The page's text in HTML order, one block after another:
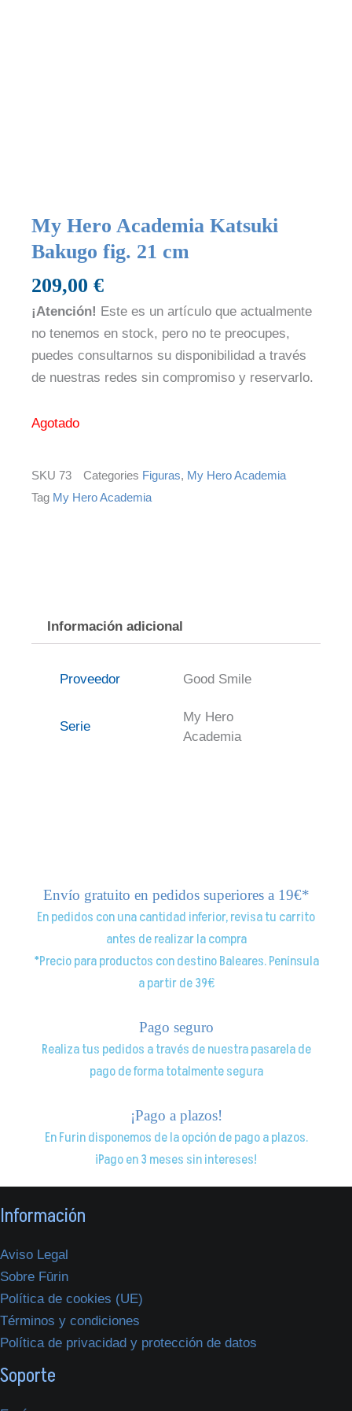
My Hero Academia Katsuki
Bakugo fig. 21 cm
209,00 €
¡Atención! Este es un artículo que actualmente
no tenemos en stock, pero no te preocupes,
puedes consultarnos su disponibilidad a través
de nuestras redes sin compromiso y reservarlo.
Agotado
SKU 73 Categories Figuras, My Hero Academia
Tag My Hero Academia
Información adicional
Proveedor Good Smile
Serie
My Hero
Academia
Envío gratuito en pedidos superiores a 19€*
En pedidos con una cantidad inferior, revisa tu carrito
antes de realizar la compra
*Precio para productos con destino Baleares. Península
a partir de 39€
Pago seguro
Realiza tus pedidos a través de nuestra pasarela de
pago de forma totalmente segura
¡Pago a plazos!
En Furin disponemos de la opción de pago a plazos.
¡Pago en 3 meses sin intereses!
Información
Aviso Legal
Sobre Fūrin
Política de cookies (UE)
Términos y condiciones
Política de privacidad y protección de datos
Soporte